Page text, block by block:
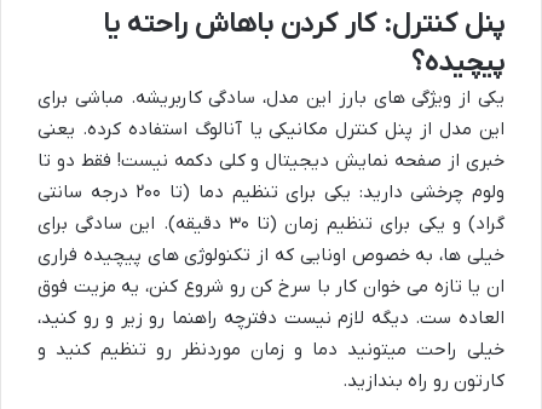
پنل کنترل: کار کردن باهاش راحته یا
پیچیده؟
یکی از ویژگی های بارز این مدل، سادگی کاربریشه. مباشی برای
این مدل از پنل کنترل مکانیکی یا آنالوگ استفاده کرده. یعنی
خبری از صفحه نمایش دیجیتال و کلی دکمه نیست! فقط دو تا
ولوم چرخشی دارید: یکی برای تنظیم دما (تا ۲۰۰ درجه سانتی
گراد) و یکی برای تنظیم زمان (تا ۳۰ دقیقه). این سادگی برای
خیلی ها، به خصوص اونایی که از تکنولوژی های پیچیده فراری
ان یا تازه می خوان کار با سرخ کن رو شروع کنن، یه مزیت فوق
العاده ست. دیگه لازم نیست دفترچه راهنما رو زیر و رو کنید،
خیلی راحت میتونید دما و زمان موردنظر رو تنظیم کنید و
کارتون رو راه بندازید.